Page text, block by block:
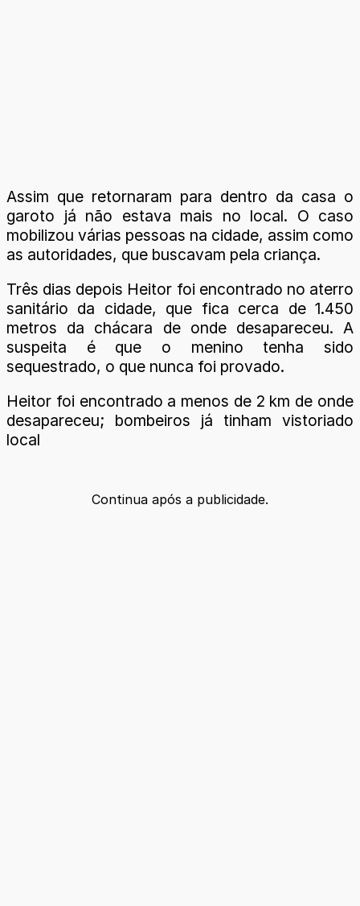
Assim que retornaram para dentro da casa o
garoto já não estava mais no local. O caso
mobilizou várias pessoas na cidade, assim como
as autoridades, que buscavam pela criança.
Três dias depois Heitor foi encontrado no aterro
sanitário da cidade, que fica cerca de 1.450
metros da chácara de onde desapareceu. A
suspeita é que o menino tenha sido
sequestrado, o que nunca foi provado.
Heitor foi encontrado a menos de 2 km de onde
desapareceu; bombeiros já tinham vistoriado
local
Continua após a publicidade.